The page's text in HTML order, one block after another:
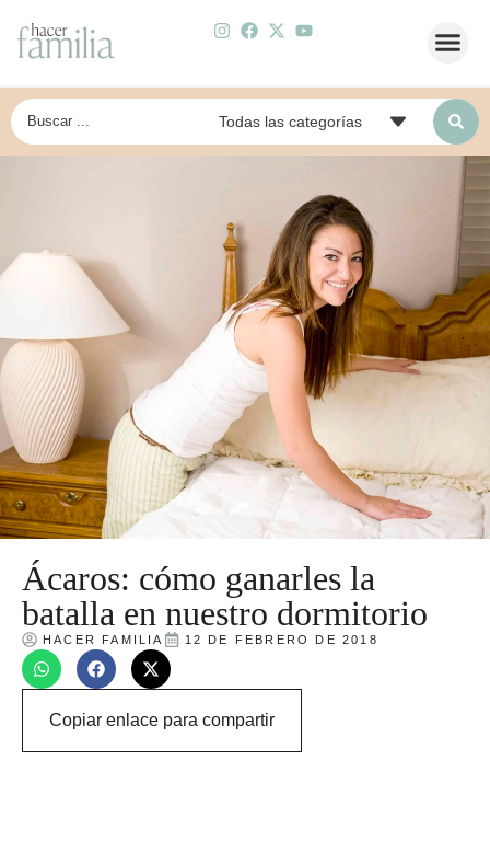
Ácaros: cómo ganarles la
batalla en nuestro dormitorio
HACER FAMILIA 12 DE FEBRERO DE 2018
Copiar enlace para compartir